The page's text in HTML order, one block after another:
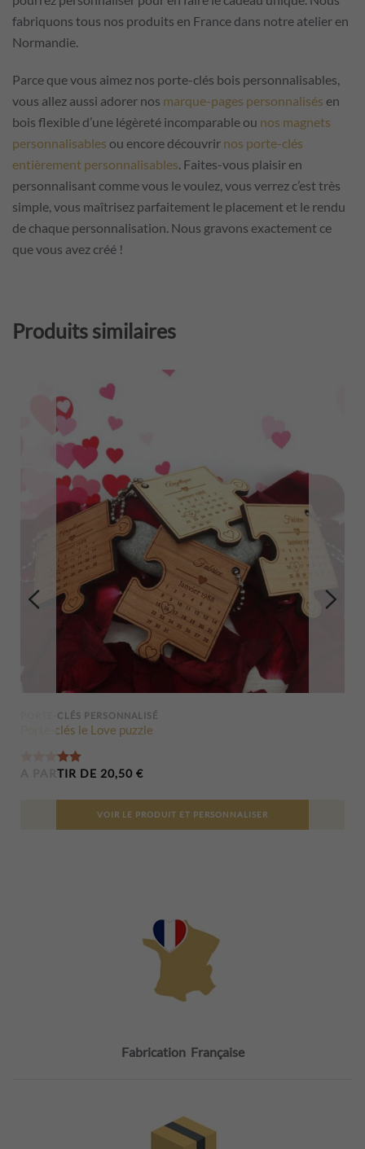
fabriquons tous nos produits en France dans notre atelier en
Normandie.
Parce que vous aimez nos porte-clés bois personnalisables,
vous allez aussi adorer nos marque-pages personnalisés en
bois flexible d’une légèreté incomparable ou nos magnets
personnalisables ou encore découvrir nos porte-clés
entièrement personnalisables . Faites-vous plaisir en
personnalisant comme vous le voulez, vous verrez c’est très
simple, vous maîtrisez parfaitement le placement et le rendu
de chaque personnalisation. Nous gravons exactement ce
que vous avez créé !
Produits similaires
PORTE-CLÉS PERSONNALISÉ
Porte-clés le Love puzzle
A PARTIR DE 20,50 €
VOIR LE PRODUIT ET PERSONNALISER
Fabrication Française